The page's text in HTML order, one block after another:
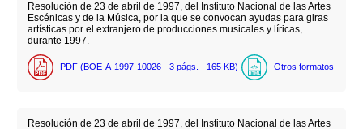
Resolución de 23 de abril de 1997, del Instituto Nacional de las Artes
Escénicas y de la Música, por la que se convocan ayudas para giras
artísticas por el extranjero de producciones musicales y líricas,
durante 1997.
PDF (BOE-A-1997-10026 - 3 págs. - 165 KB) Otros formatos
Resolución de 23 de abril de 1997, del Instituto Nacional de las Artes